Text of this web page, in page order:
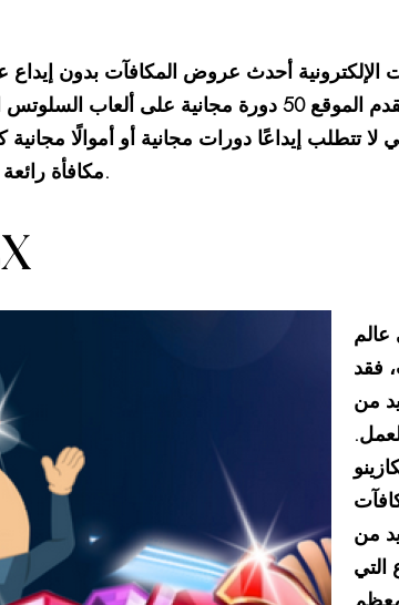
الإلكترونية أحدث عروض المكافآت بدون إيداع
المتحدة فرصة اللعب. يُقدم الموقع 50 دورة
لا تتطلب إيداعًا دورات مجانية أو أموالًا
Mr Green مكافأة رائعة بدون إيداع، تتضمن 20 دورة مجانية، للعملاء الجدد.
مثال: متطلبات الرهان 20X
عالم
فقد
من
من
التي